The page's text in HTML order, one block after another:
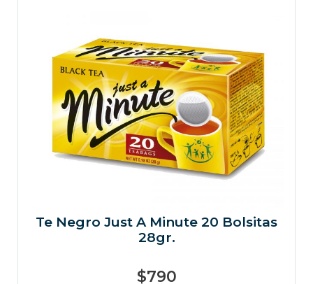
Te Negro Just A Minute 20 Bolsitas
28gr.
$790